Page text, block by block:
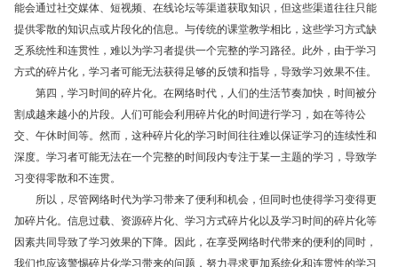
能会通过社交媒体、短视频、在线论坛等渠道获取知识，但这些渠道往往只能
提供零散的知识点或片段化的信息。与传统的课堂教学相比，这些学习方式缺
乏系统性和连贯性，难以为学习者提供一个完整的学习路径。此外，由于学习
方式的碎片化，学习者可能无法获得足够的反馈和指导，导致学习效果不佳。
第四，学习时间的碎片化。在网络时代，人们的生活节奏加快，时间被分
割成越来越小的片段。人们可能会利用碎片化的时间进行学习，如在等待公
交、午休时间等。然而，这种碎片化的学习时间往往难以保证学习的连续性和
深度。学习者可能无法在一个完整的时间段内专注于某一主题的学习，导致学
习变得零散和不连贯。
所以，尽管网络时代为学习带来了便利和机会，但同时也使得学习变得更
加碎片化。信息过载、资源碎片化、学习方式碎片化以及学习时间的碎片化等
因素共同导致了学习效果的下降。因此，在享受网络时代带来的便利的同时，
我们也应该警惕碎片化学习带来的问题，努力寻求更加系统化和连贯性的学习